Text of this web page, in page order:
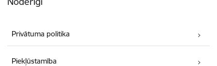
Privātuma politika
Piekļūstamība